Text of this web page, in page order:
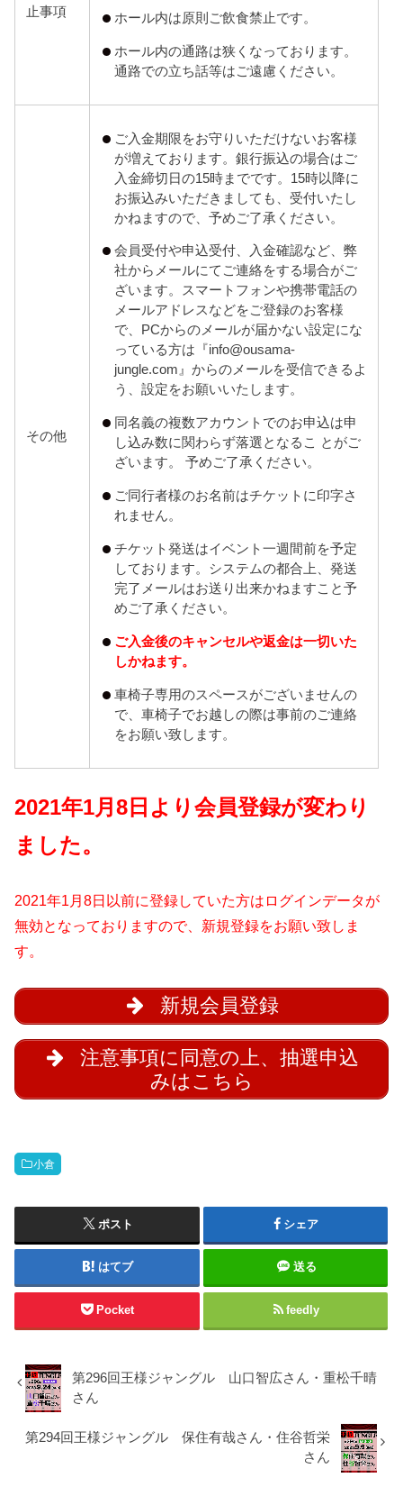
止事項
ホール内は原則ご飲食禁止です。
ホール内の通路は狭くなっております。
通路での立ち話等はご遠慮ください。
その他
ご入金期限をお守りいただけないお客様
が増えております。銀行振込の場合はご
入金締切日の15時までです。15時以降に
お振込みいただきましても、受付いたし
かねますので、予めご了承ください。
会員受付や申込受付、入金確認など、弊
社からメールにてご連絡をする場合がご
ざいます。スマートフォンや携帯電話の
メールアドレスなどをご登録のお客様
で、PCからのメールが届かない設定にな
っている方は『info@ousama-
jungle.com』からのメールを受信できるよ
う、設定をお願いいたします。
同名義の複数アカウントでのお申込は申
し込み数に関わらず落選となるこ とがご
ざいます。 予めご了承ください。
ご同行者様のお名前はチケットに印字さ
れません。
チケット発送はイベント一週間前を予定
しております。システムの都合上、発送
完了メールはお送り出来かねますこと予
めご了承ください。
ご入金後のキャンセルや返金は一切いた
しかねます。
車椅子専用のスペースがございませんの
で、車椅子でお越しの際は事前のご連絡
をお願い致します。
2021年1月8日より会員登録が変わり
ました。
2021年1月8日以前に登録していた方はログインデータが
無効となっておりますので、新規登録をお願い致しま
す。
新規会員登録
注意事項に同意の上、抽選申込
みはこちら
小倉
ポスト シェア
はてブ 送る
Pocket feedly
第296回王様ジャングル 山口智広さん・重松千晴
さん
第294回王様ジャングル 保住有哉さん・住谷哲栄
さん